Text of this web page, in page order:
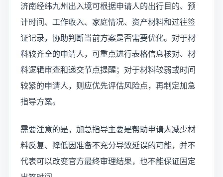
济南经纬九州出入境可根据申请人的出行目的、预
计时间、工作收入、家庭情况、资产材料和过往签
证记录，协助判断当前方案是否需要优化。对于材
料较齐全的申请人，可重点进行表格信息核对、材
料逻辑审查和递交节点提醒；对于材料较弱或时间
较紧的申请人，则应优先评估风险点，再制定加急
指导方案。
需要注意的是，加急指导主要是帮助申请人减少材
料反复、降低因准备不充分导致延误的可能，并不
代表可以改变官方最终审理结果，也不能保证固定